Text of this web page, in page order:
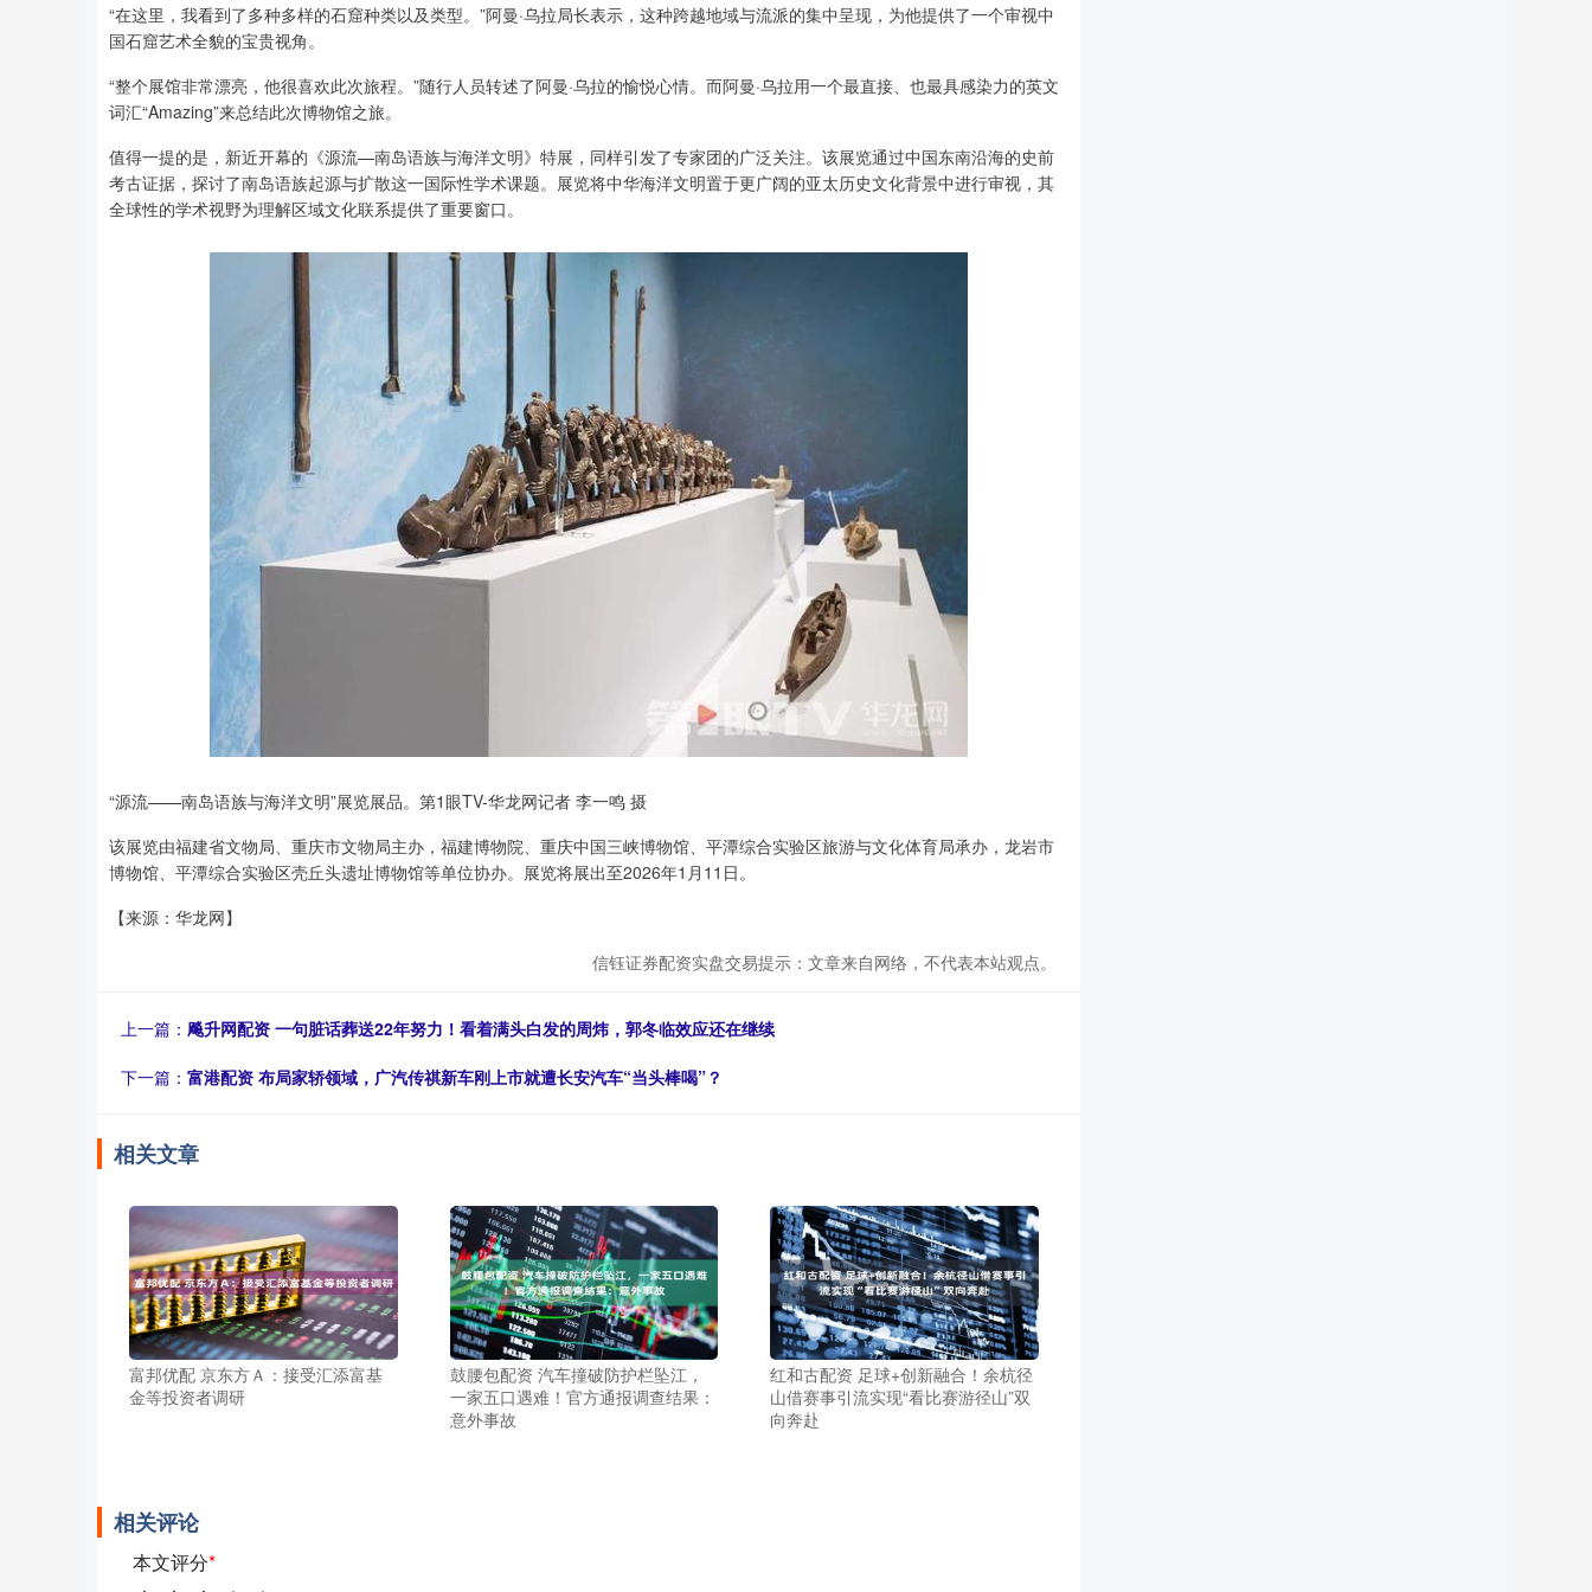
“在这里，我看到了多种多样的石窟种类以及类型。”阿曼·乌拉局长表示，这种跨越地域与流派的集中呈现，为他提供了一个审视中
国石窟艺术全貌的宝贵视角。
“整个展馆非常漂亮，他很喜欢此次旅程。”随行人员转述了阿曼·乌拉的愉悦心情。而阿曼·乌拉用一个最直接、也最具感染力的英文
词汇“Amazing”来总结此次博物馆之旅。
值得一提的是，新近开幕的《源流—南岛语族与海洋文明》特展，同样引发了专家团的广泛关注。该展览通过中国东南沿海的史前
考古证据，探讨了南岛语族起源与扩散这一国际性学术课题。展览将中华海洋文明置于更广阔的亚太历史文化背景中进行审视，其
全球性的学术视野为理解区域文化联系提供了重要窗口。
“源流——南岛语族与海洋文明”展览展品。第1眼TV-华龙网记者 李一鸣 摄
该展览由福建省文物局、重庆市文物局主办，福建博物院、重庆中国三峡博物馆、平潭综合实验区旅游与文化体育局承办，龙岩市
博物馆、平潭综合实验区壳丘头遗址博物馆等单位协办。展览将展出至2026年1月11日。
【来源：华龙网】
信钰证券配资实盘交易提示：文章来自网络，不代表本站观点。
上一篇： 飚升网配资 一句脏话葬送22年努力！看着满头白发的周炜，郭冬临效应还在继续
下一篇： 富港配资 布局家轿领域，广汽传祺新车刚上市就遭长安汽车“当头棒喝”？
相关文章
富邦优配 京东方Ａ：接受汇添富基
金等投资者调研
鼓腰包配资 汽车撞破防护栏坠江，
一家五口遇难！官方通报调查结果：
意外事故
红和古配资 足球+创新融合！余杭径
山借赛事引流实现“看比赛游径山”双
向奔赴
相关评论
本文评分*